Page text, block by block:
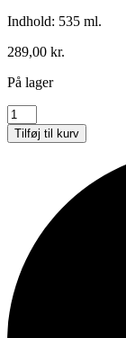
Indhold: 535 ml.
289,00 kr.
På lager
Australian
Gold,
Hemp
Prosecco
Bodylotion
antal
Tilføj til kurv